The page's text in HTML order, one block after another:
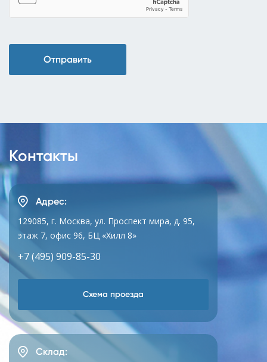
Отправить
Контакты
Адрес:
129085, г. Москва, ул. Проспект мира, д. 95,
этаж 7, офис 96, БЦ «Хилл 8»
+7 (495) 909-85-30
Схема проезда
Склад: